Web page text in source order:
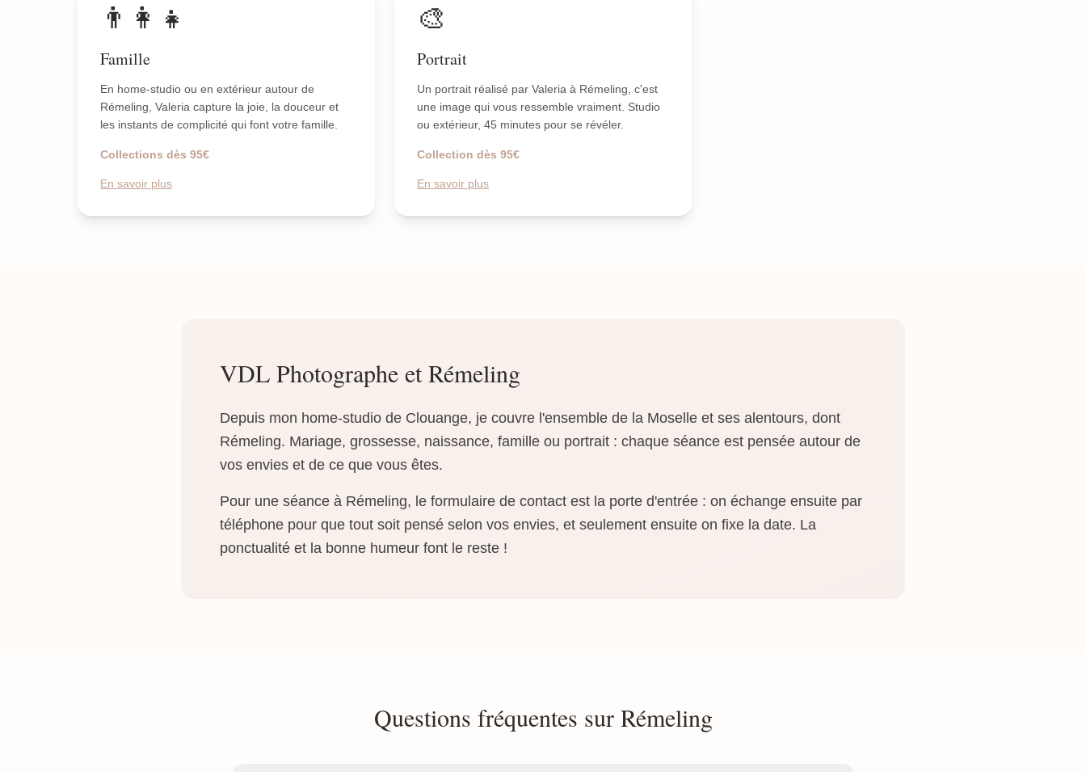
👨‍👩‍👧
Famille
En home-studio ou en extérieur autour de
Rémeling, Valeria capture la joie, la douceur et
les instants de complicité qui font votre famille.
Collections dès 95€
En savoir plus
🎨
Portrait
Un portrait réalisé par Valeria à Rémeling, c'est
une image qui vous ressemble vraiment. Studio
ou extérieur, 45 minutes pour se révéler.
Collection dès 95€
En savoir plus
VDL Photographe et Rémeling
Depuis mon home-studio de Clouange, je couvre l'ensemble de la Moselle et ses alentours, dont
Rémeling. Mariage, grossesse, naissance, famille ou portrait : chaque séance est pensée autour de
vos envies et de ce que vous êtes.
Pour une séance à Rémeling, le formulaire de contact est la porte d'entrée : on échange ensuite par
téléphone pour que tout soit pensé selon vos envies, et seulement ensuite on fixe la date. La
ponctualité et la bonne humeur font le reste !
Questions fréquentes sur Rémeling